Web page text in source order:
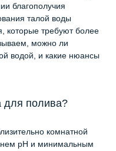
благополучия
талой воды
которые требуют более
можно ли
водой, и какие нюансы
для полива?
комнатной
pH и минимальным